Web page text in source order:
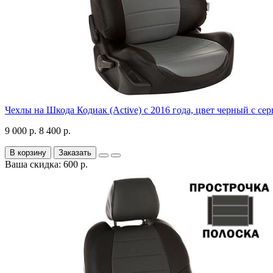
Чехлы на Шкода Кодиак (Active) с 2016 года, цвет черный с
9 000 р. 8 400 р.
В корзину Заказать
Ваша скидка: 600 р.